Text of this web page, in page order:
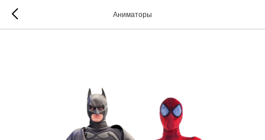
Аниматоры